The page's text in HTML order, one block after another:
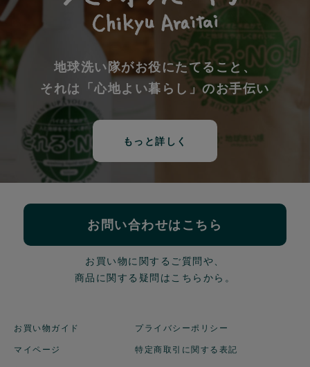
地球洗い隊がお役にたてること、
それは「心地よい暮らし」のお手伝い
もっと詳しく
お問い合わせはこちら
お買い物に関するご質問や、
商品に関する疑問はこちらから。
お買い物ガイド
マイページ
プライバシーポリシー
特定商取引に関する表記